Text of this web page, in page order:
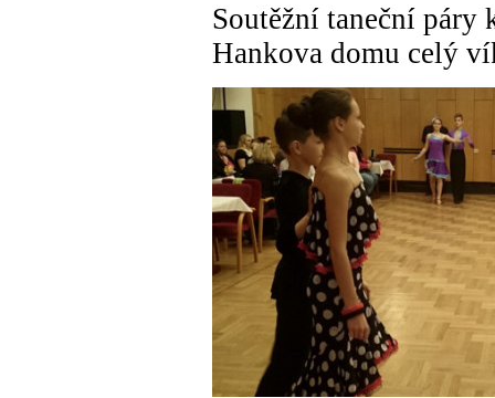
Soutěžní taneční páry
Hankova domu celý